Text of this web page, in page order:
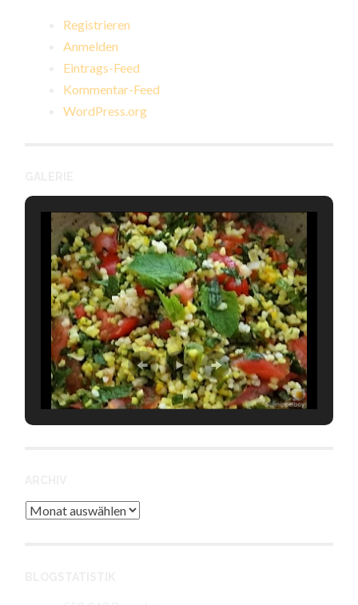
Registrieren
Anmelden
Eintrags-Feed
Kommentar-Feed
WordPress.org
Archiv